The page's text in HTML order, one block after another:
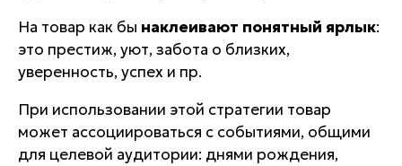
На товар как бы наклеивают понятный ярлык:
это престиж, уют, забота о близких,
уверенность, успех и пр.
При использовании этой стратегии товар
может ассоциироваться с событиями, общими
для целевой аудитории: днями рождения,